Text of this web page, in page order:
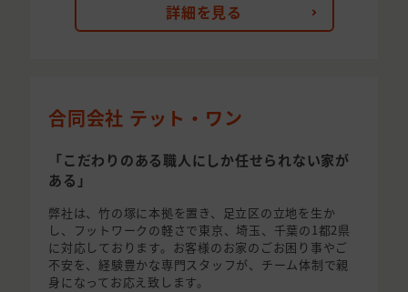
詳細を見る
合同会社 テット・ワン
「こだわりのある職人にしか任せられない家が
ある」
弊社は、竹の塚に本拠を置き、足立区の立地を生か
し、フットワークの軽さで東京、埼玉、千葉の1都2県
に対応しております。お客様のお家のごお困り事やご
不安を、経験豊かな専門スタッフが、チーム体制で親
身になってお応え致します。